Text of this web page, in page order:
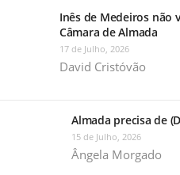
Inês de Medeiros não
Câmara de Almada
17 de Julho, 2026
David Cristóvão
Almada precisa de
15 de Julho, 2026
Ângela Morgado